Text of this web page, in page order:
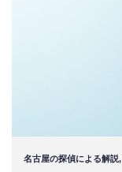
名古屋の探偵による解説,